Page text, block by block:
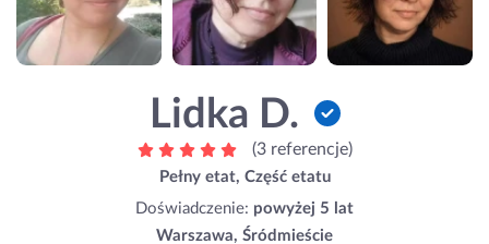
Lidka D.
(3 referencje)
Pełny etat, Część etatu
Doświadczenie: powyżej 5 lat
Warszawa, Śródmieście